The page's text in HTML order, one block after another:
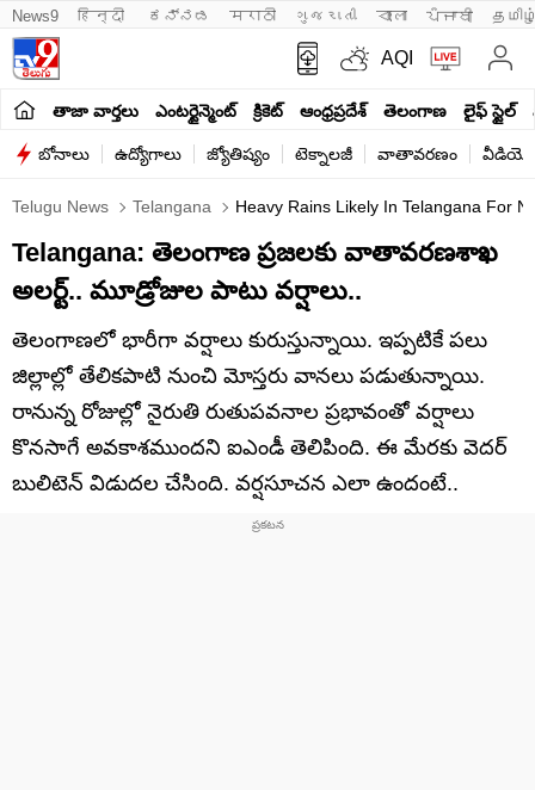
News9 हिन्दी ಕನ್ನಡ मराठी ગુજરાતી বাংলা ਪੰਜਾਬੀ
AQI
తాజా వార్తలు ఎంటర్టైన్మెంట్ క్రికెట్ ఆంధ్రప్రదేశ్ తెలంగాణ లైఫ్ స్టైల్
బోనాలు ఉద్యోగాలు జ్యోతిష్యం టెక్నాలజీ వాతావరణం
Telugu News Telangana Heavy Rains Likely In Telangana For
Telangana: తెలంగాణ ప్రజలకు వాతావరణశాఖ
అలర్ట్.. మూడ్రోజుల పాటు వర్షాలు..
తెలంగాణలో భారీగా వర్షాలు కురుస్తున్నాయి. ఇప్పటికే పలు
జిల్లాల్లో తేలికపాటి నుంచి మోస్తరు వానలు పడుతున్నాయి.
రానున్న రోజుల్లో నైరుతి రుతుపవనాల ప్రభావంతో వర్షాలు
కొనసాగే అవకాశముందని ఐఎండీ తెలిపింది. ఈ మేరకు వెదర్
బులిటెన్ విడుదల చేసింది. వర్షసూచన ఎలా ఉందంటే..